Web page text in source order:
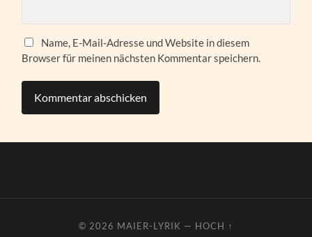
Name, E-Mail-Adresse und Website in diesem
Browser für meinen nächsten Kommentar speichern.
© 2026 MAIER-LYRIK — HOCH ↑